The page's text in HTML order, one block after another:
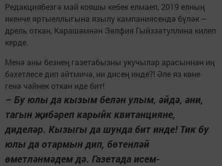
Редакциябезгә май кояшы кебек елмаеп, 2019 елның
икенче яртыеллыгына язылу кампаниясендә бүләк –
дрель откан, Карашәмнән Зөлфия Гыйззәтуллина килеп
керде.
Менә аны безнең газетабызны укучылар арасыннан иң
бәхетлесе дип әйтмичә, ни дисең инде?! Әле яз көне
генә чәйнек откан иде бит!
– Бу юлы да кызым белән улым, әйдә, әни,
тагын җибәреп карыйк квитанцияне,
диделәр. Кызыгы да шунда бит инде! Тик бу
юлы да отармын дип, бөтенләй
өметләнмәдем дә. Газетада исем-